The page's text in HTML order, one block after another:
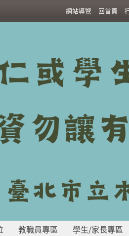
網站導覽 回首頁
教職員專區 學生/家長專區